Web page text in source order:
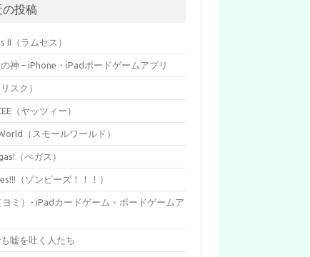
の投稿
II（ラムセス）
神 – iPhone・iPadボードゲームアプリ
スク）
（ヤッツィー）
（スモールワールド）
（べガス）
（ゾンビーズ！！！）
ヨミ）- iPadカードゲーム・ボードゲームア
嘘を吐く人たち